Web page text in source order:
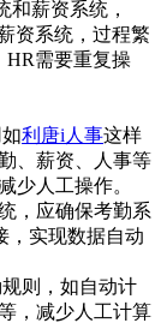
和薪资系统，
资系统，过程繁
HR需要重复操
利唐i人事这样
、薪资、人事等
少人工操作。
，应确保考勤系
，实现数据自动
则，如自动计
，减少人工计算